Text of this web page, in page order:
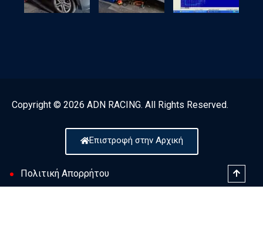
Copyright © 2026 ADN RACING. All Rights Reserved.
Επιστροφή στην Αρχική
Πολιτική Απορρήτου